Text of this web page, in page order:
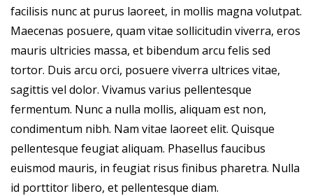
facilisis nunc at purus laoreet, in mollis magna volutpat.
Maecenas posuere, quam vitae sollicitudin viverra, eros
mauris ultricies massa, et bibendum arcu felis sed
tortor. Duis arcu orci, posuere viverra ultrices vitae,
sagittis vel dolor. Vivamus varius pellentesque
fermentum. Nunc a nulla mollis, aliquam est non,
condimentum nibh. Nam vitae laoreet elit. Quisque
pellentesque feugiat aliquam. Phasellus faucibus
euismod mauris, in feugiat risus finibus pharetra. Nulla
id porttitor libero, et pellentesque diam.